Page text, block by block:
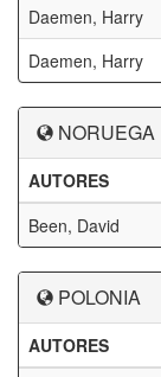
Daemen, Harry
Daemen, Harry
NORUEGA
AUTORES
Been, David
POLONIA
AUTORES